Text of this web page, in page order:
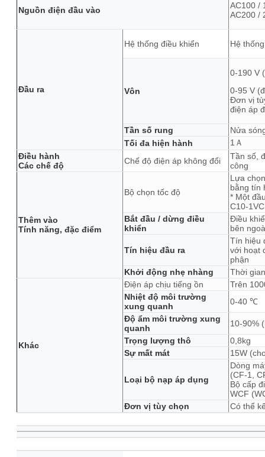
Nguồn điện đầu vào
AC100 /
AC200 /
Đầu ra
Hệ thống điều khiển Hệ
Vôn
0-190 V
0-95 V
Đơn vị
điện áp
Tần số rung
Nửa
Tối đa hiện hành
1Ａ
Điều hành
Các chế độ
Chế độ điện áp không đổi
Tần số,
công
Thêm vào
Tính năng, đặc điểm
Bộ chọn tốc độ
Lựa
bằng tín
* Một
C10-
Bắt đầu / dừng điều
khiển
Điều
bên
Tín hiệu đầu ra
Tín hiệu
với hoạt
phận
Khởi động nhẹ nhàng
Thời
Khác
Điện áp chịu tiếng ồn
Trên
Nhiệt độ môi trường
xung quanh
0-40 ℃
Độ ẩm môi trường xung
quanh
10-90%
Trọng lượng thô
0,8kg
Sự mất mát
15W
Loại bộ nạp áp dụng
Dòng
(CF-1,
Bộ cấp
WCF
Đơn vị tùy chọn
Có thể